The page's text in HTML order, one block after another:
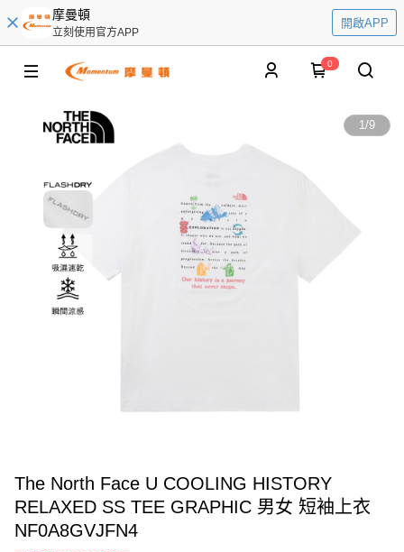
摩曼頓
立刻使用官方APP
開啟APP
0
1/9
The North Face U COOLING HISTORY
RELAXED SS TEE GRAPHIC 男女 短袖上衣
NF0A8GVJFN4